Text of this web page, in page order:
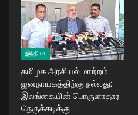
இந்தியா
தமிழக அரசியல் மாற்றம்
ஜனநாயகத்திற்கு நல்லது;
இலங்கையின் பொருளாதார
நெருக்கடிக்கு…